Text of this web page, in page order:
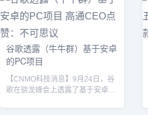
发布会，而2022年和2024年则通
过新闻稿和短视频形式发布新品。
今年10月是否会举办活动？目前迹
象表明可能性较高。据彭博社记者
马克·古尔曼（Mark Gurman）透
露，搭载M5芯片的iPad Pro预计将
谷歌透露（牛牛群）基于安卓
的PC项目
【CNMO科技消息】9月24日，谷
歌在骁龙峰会上透露了基于安卓的